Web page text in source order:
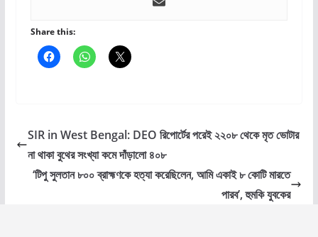
Share this:
SIR in West Bengal: DEO রিপোর্টের পরেই ২২০৮ থেকে মৃত ভোটার
না থাকা বুথের সংখ্যা কমে দাঁড়ালো ৪০৮
‘টিপু সুলতান ৮০০ ব্রাহ্মণকে হত্যা করেছিলেন, আমি একাই ৮ কোটি মারতে
পারব’, হুমকি যুবকের